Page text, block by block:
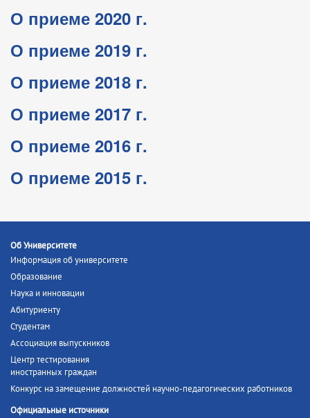
О приеме 2020 г.
О приеме 2019 г.
О приеме 2018 г.
О приеме 2017 г.
О приеме 2016 г.
О приеме 2015 г.
Об Университете
Информация об университете
Образование
Наука и инновации
Абитуриенту
Студентам
Ассоциация выпускников
Центр тестирования
иностранных граждан
Конкурс на замещение должностей научно-педагогических работников
Официальные источники